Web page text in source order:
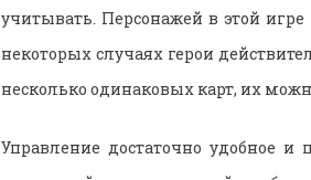
учитывать. Персонажей в этой
некоторых случаях герои
несколько одинаковых карт, их
Управление достаточно удобное и